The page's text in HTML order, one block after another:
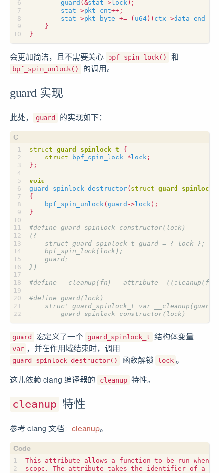
guard ( &stat ->lock );
stat ->pkt_cnt++ ;
stat ->pkt_byte += ( u64 )( ctx ->data_end
}
}
会更加简洁，且不需要关心 bpf_spin_lock() 和
bpf_spin_unlock() 的调用。
guard 实现
此处， guard 的实现如下：
struct guard_spinlock_t
{
struct
bpf_spin_lock * lock ;
};
void
guard_spinlock_destructor( struct
{
bpf_spin_unlock ( guard ->lock );
}
guard 宏定义了一个 guard_spinlock_t 结构体变量
var ，并在作用域结束时，调用
guard_spinlock_destructor() 函数解锁 lock 。
这儿依赖 clang 编译器的
cleanup 特性。
cleanup 特性
参考 clang 文档： cleanup。